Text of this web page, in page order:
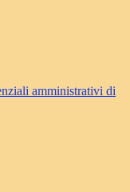
amministrativi di